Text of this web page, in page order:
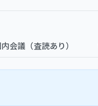
内会議（査読あり）